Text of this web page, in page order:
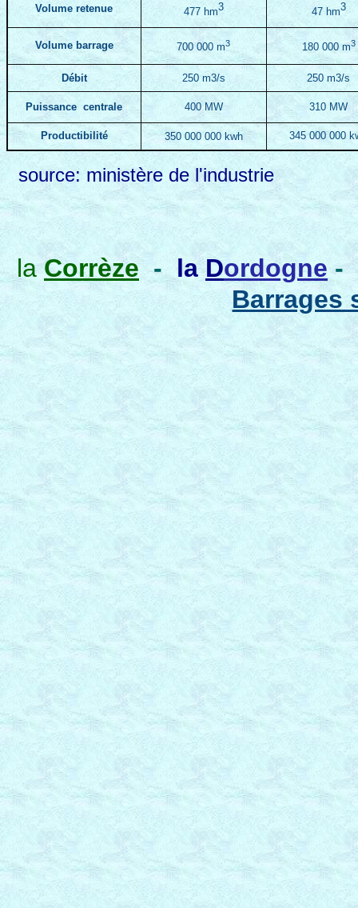
Volume retenue 477 hm3 47 hm3
Volume barrage 700 000 m3 180 000 m3
Débit 250 m3/s 250 m3/s
Puissance centrale 400 MW 310 MW
Productibilité 350 000 000 kwh 345 000 000
source: ministère de l'industrie
la Corrèze - la Dordogne -
Barrages